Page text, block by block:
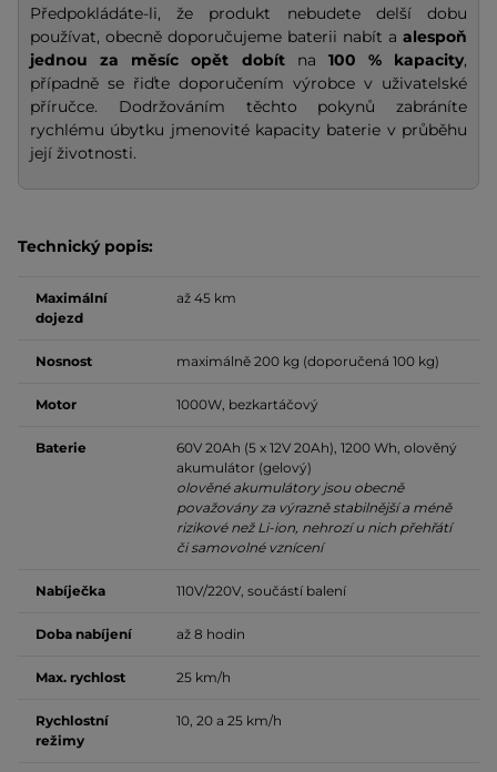
Předpokládáte-li, že produkt nebudete delší dobu
používat, obecně doporučujeme baterii nabít a alespoň
jednou za měsíc opět dobítna 100 % kapacity,
případně se řiďte doporučením výrobce v uživatelské
příručce. Dodržováním těchto pokynů zabráníte
rychlému úbytku jmenovité kapacity baterie v průběhu
její životnosti.
Technický popis:
Maximální
dojezd
až 45 km
Nosnost maximálně 200 kg (doporučená 100 kg)
Motor 1000W, bezkartáčový
Baterie
60V 20Ah (5 x 12V 20Ah), 1200 Wh, olověný
akumulátor (gelový)
olověné akumulátory jsou obecně
považovány za výrazně stabilnější a méně
rizikové než Li-ion, nehrozí u nich přehřátí
či samovolné vznícení
Nabíječka 110V/220V, součástí balení
Doba nabíjení až 8 hodin
Max. rychlost 25 km/h
Rychlostní
režimy
10, 20 a 25 km/h